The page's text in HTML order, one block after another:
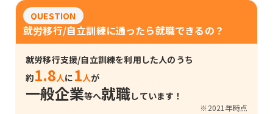
QUESTION
就労移行/自立訓練に通ったら就職できるの？
就労移行支援/自立訓練を利用した人のうち
約1.8人に 1人が
一般企業等へ就職しています！
※2021年時点